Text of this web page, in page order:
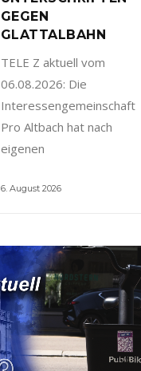
GEGEN
GLATTALBAHN
TELE Z aktuell vom
06.08.2026: Die
Interessengemeinschaft
Pro Altbach hat nach
eigenen
6. August 2026